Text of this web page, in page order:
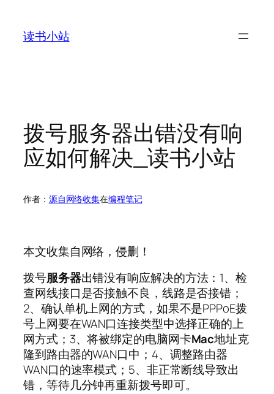
读书小站
拨号服务器出错没有响
应如何解决_读书小站
作者： 源自网络收集在编程笔记
本文收集自网络，侵删！
拨号服务器出错没有响应解决的方法：1、检
查网线接口是否接触不良，线路是否接错；
2、确认单机上网的方式，如果不是PPPoE拨
号上网要在WAN口连接类型中选择正确的上
网方式；3、将被绑定的电脑网卡Mac地址克
隆到路由器的WAN口中；4、调整路由器
WAN口的速率模式；5、非正常断线导致出
错，等待几分钟再重新拨号即可。